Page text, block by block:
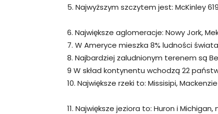
5. Najwyższym szczytem jest: McKinley
6. Największe aglomeracje: Nowy Jork,
7. W Ameryce mieszka 8% ludności
8. Najbardziej zaludnionym terenem są
9 W skład kontynentu wchodzą 22
10. Największe rzeki to: Missisipi,
11. Największe jeziora to: Huron i